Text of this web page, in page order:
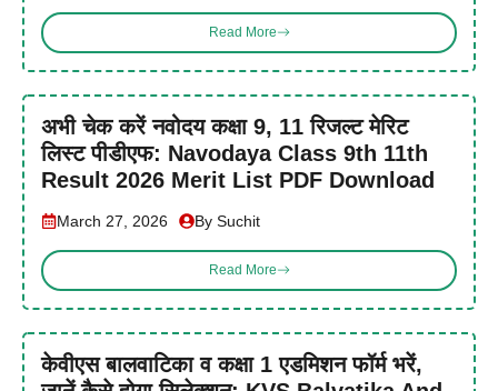
Read More
अभी चेक करें नवोदय कक्षा 9, 11 रिजल्ट मेरिट
लिस्ट पीडीएफ: Navodaya Class 9th 11th
Result 2026 Merit List PDF Download
March 27, 2026 By Suchit
Read More
केवीएस बालवाटिका व कक्षा 1 एडमिशन फॉर्म भरें,